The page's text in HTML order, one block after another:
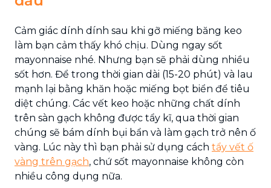
Cảm giác dính dính sau khi gỡ miếng băng keo
làm bạn cảm thấy khó chịu. Dùng ngay sốt
mayonnaise nhé. Nhưng bạn sẽ phải dùng nhiều
sốt hơn. Để trong thời gian dài (15-20 phút) và lau
mạnh lại bằng khăn hoặc miếng bọt biển để tiêu
diệt chúng. Các vết keo hoặc những chất dính
trên sàn gạch không được tẩy kĩ, qua thời gian
chúng sẽ bám dính bụi bẩn và làm gạch trở nên ố
vàng. Lúc này thì bạn phải sử dụng cách tẩy vết ố
vàng trên gạch, chứ sốt mayonnaise không còn
nhiều công dụng nữa.